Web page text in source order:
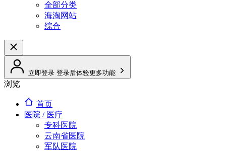
全部分类
海淘网站
综合
立即登录 登录后体验更多功能
浏览
首页
医院 / 医疗
专科医院
云南省医院
军队医院